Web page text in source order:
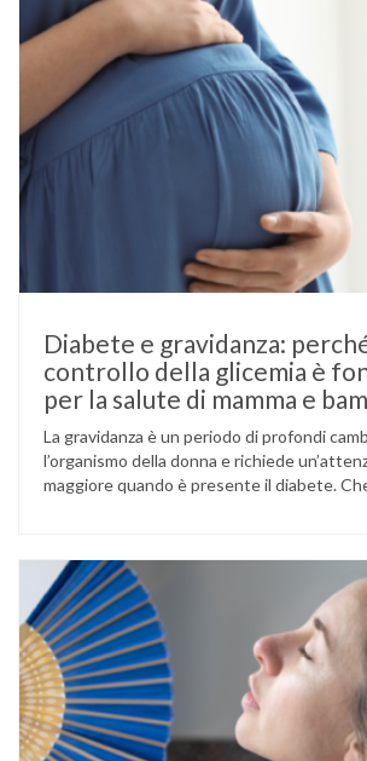
Diabete e gravidanza:
controllo della glicemia è
per la salute di mamma e
La gravidanza è un periodo di profondi
l’organismo della donna e richiede
maggiore quando è presente il diabete.
volta durante la gestazione (diabete
mantenere …